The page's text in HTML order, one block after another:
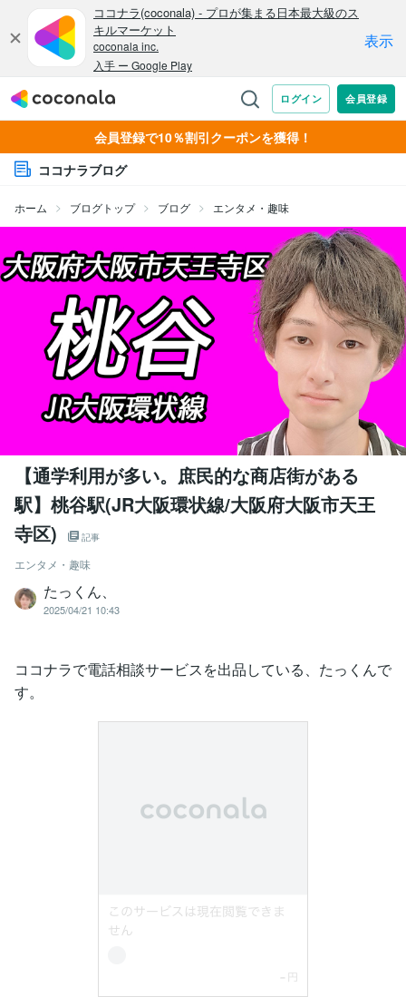
会員登録で10％割引クーポンを獲得！
ココナラブログ
ホーム ブログトップ ブログ エンタメ・趣味
【通学利用が多い。庶民的な商店街がある
駅】桃谷駅(JR大阪環状線/大阪府大阪市天王
寺区)
記事
エンタメ・趣味
たっくん、
2025/04/21 10:43
ココナラで電話相談サービスを出品している、たっくんで
す。